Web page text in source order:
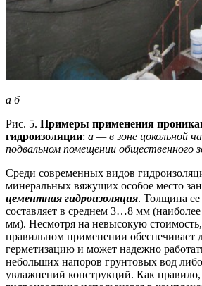
а б
Рис. 5. Примеры применения
гидроизоляции: а — в зоне цокольной
подвальном помещении общественного
Среди современных видов
минеральных вяжущих особое место
цементная гидроизоляция. Толщина
составляет в среднем 3…8 мм
мм). Несмотря на невысокую
правильном применении обеспечивает
герметизацию и может надежно
небольших напоров грунтовых вод
увлажнений конструкций. Как правило,